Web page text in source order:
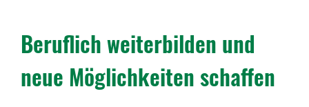
Beruf­lich weiter­bilden und
neue Möglich­keiten schaffen